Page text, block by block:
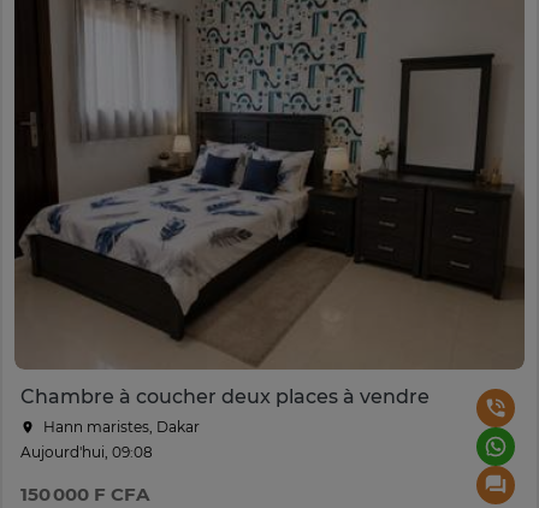
Chambre à coucher deux places à vendre
Hann maristes, Dakar
Aujourd'hui, 09:08
150 000 F CFA